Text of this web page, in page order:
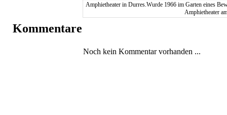
Amphietheater in Durres.Wurde 1966 im Garten eines
Amphietheater
Kommentare
Noch kein Kommentar vorhanden ...